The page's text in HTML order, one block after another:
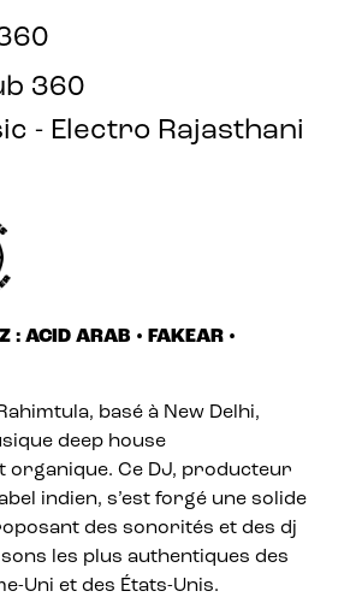
360
- Electro Rajasthani
: ACID ARAB • FAKEAR •
basé à New Delhi,
deep house
organique. Ce DJ, producteur
indien, s’est forgé une solide
des sonorités et des dj
les plus authentiques des
Uni et des États-Unis.